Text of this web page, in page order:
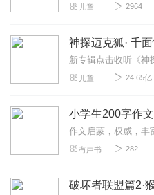
儿童 2964
儿童 24.65亿
小学生200字作文
有声书 282